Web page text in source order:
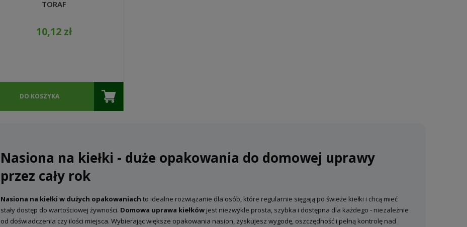
TORAF
10,12 zł
DO KOSZYKA
Nasiona na kiełki - duże opakowania do domowej uprawy
przez cały rok
Nasiona na kiełki w dużych opakowaniach to idealne rozwiązanie dla osób, które regularnie sięgają po świeże kiełki i chcą mieć
stały dostęp do wartościowej żywności. Domowa uprawa kiełków jest niezwykle prosta, szybka i dostępna dla każdego - niezależnie
od doświadczenia czy ilości miejsca. Wybierając większe opakowania nasion, zyskujesz wygodę, oszczędność i pełną kontrolę nad